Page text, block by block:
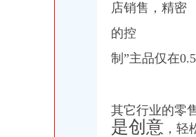
店销售，精密
的控
制”主品仅在
其它行业的
是创意 ，